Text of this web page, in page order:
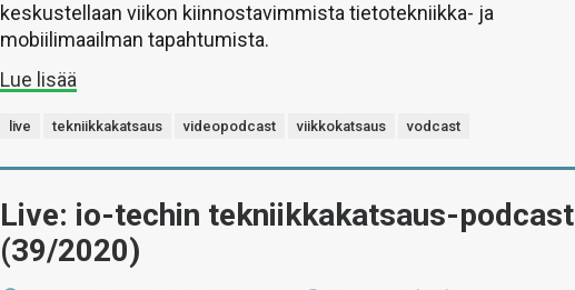
keskustellaan viikon kiinnostavimmista tietotekniikka- ja
mobiilimaailman tapahtumista.
Lue lisää
live tekniikkakatsaus videopodcast viikkokatsaus vodcast
Live: io-techin tekniikkakatsaus-podcast
(39/2020)